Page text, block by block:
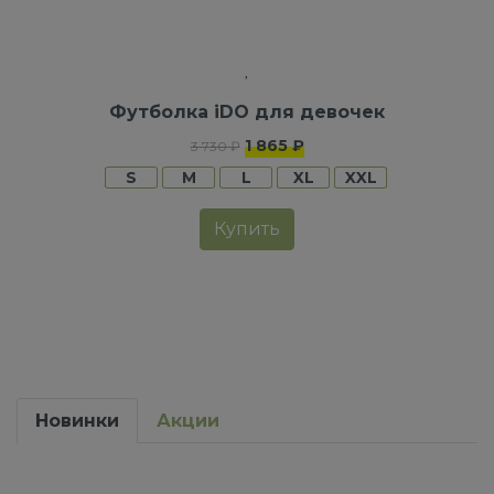
Футболка iDO для девочек
3 730 ₽ 1 865 ₽
S
M L XL XXL
Купить
Новинки Акции